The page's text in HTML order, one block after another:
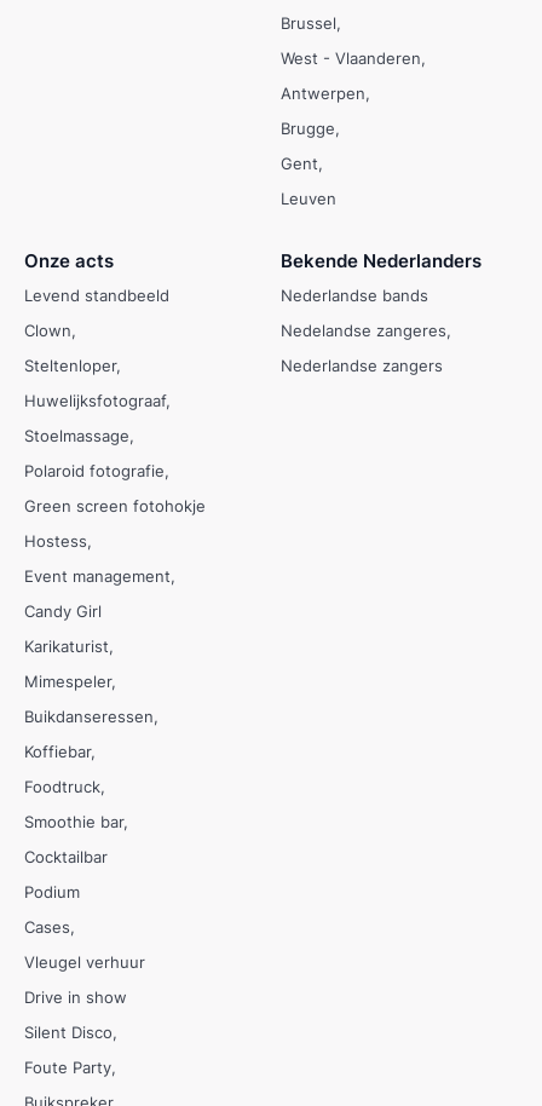
Brussel
West - Vlaanderen
Antwerpen
Brugge
Gent
Leuven
Onze acts
Levend standbeeld
Clown
Steltenloper
Huwelijksfotograaf
Stoelmassage
Polaroid fotografie
Green screen fotohokje
Hostess
Event management
Candy Girl
Karikaturist
Mimespeler
Buikdanseressen
Koffiebar
Foodtruck
Smoothie bar
Cocktailbar
Podium
Cases
Vleugel verhuur
Drive in show
Silent Disco
Foute Party
Bekende Nederlanders
Nederlandse bands
Nedelandse zangeres
Nederlandse zangers